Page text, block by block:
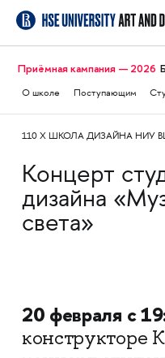
Приёмная кампания — 2026
О школе Поступающим
110 X ШКОЛА ДИЗАЙНА НИУ
Концерт
дизайна
света»
20 февраля с
конструкторе